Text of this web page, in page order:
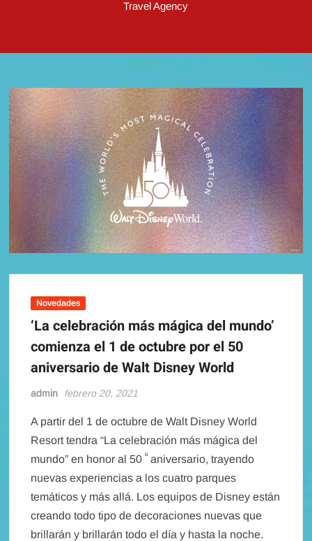
Travel Agency
Novedades
‘La celebración más mágica del mundo’
comienza el 1 de octubre por el 50
aniversario de Walt Disney World
admin febrero 20, 2021
A partir del 1 de octubre de Walt Disney World
Resort tendra “La celebración más mágica del
mundo” en honor al 50ºaniversario, trayendo
nuevas experiencias a los cuatro parques
temáticos y más allá. Los equipos de Disney están
creando todo tipo de decoraciones nuevas que
brillarán y brillarán todo el día y hasta la noche.